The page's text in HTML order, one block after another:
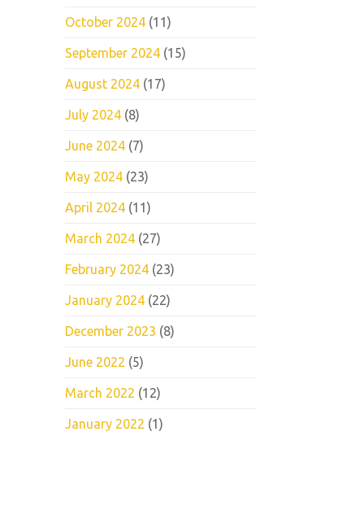
October 2024 (11)
September 2024 (15)
August 2024 (17)
July 2024 (8)
June 2024 (7)
May 2024 (23)
April 2024 (11)
March 2024 (27)
February 2024 (23)
January 2024 (22)
December 2023 (8)
June 2022 (5)
March 2022 (12)
January 2022 (1)